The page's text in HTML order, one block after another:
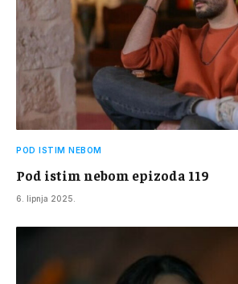
POD ISTIM NEBOM
Pod istim nebom epizoda 119
6. lipnja 2025.